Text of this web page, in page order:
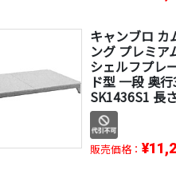
キャンブロ カ
ング プレミア
シェルフプレ
ド型 一段 奥
SK1436S1 長
販売価格：